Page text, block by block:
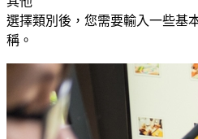
選擇類別後，您需要輸入一些基
稱。